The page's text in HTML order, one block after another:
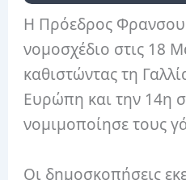
Η Πρόεδρος
νομοσχέδιο στις 18
καθιστώντας τη
Ευρώπη και την 14η
νομιμοποίησε τους
Οι δημοσκοπήσεις